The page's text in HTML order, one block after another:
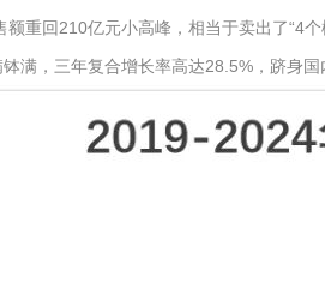
重回210亿元小高峰，相当于卖出了“4
满，三年复合增长率高达28.5%，跻身